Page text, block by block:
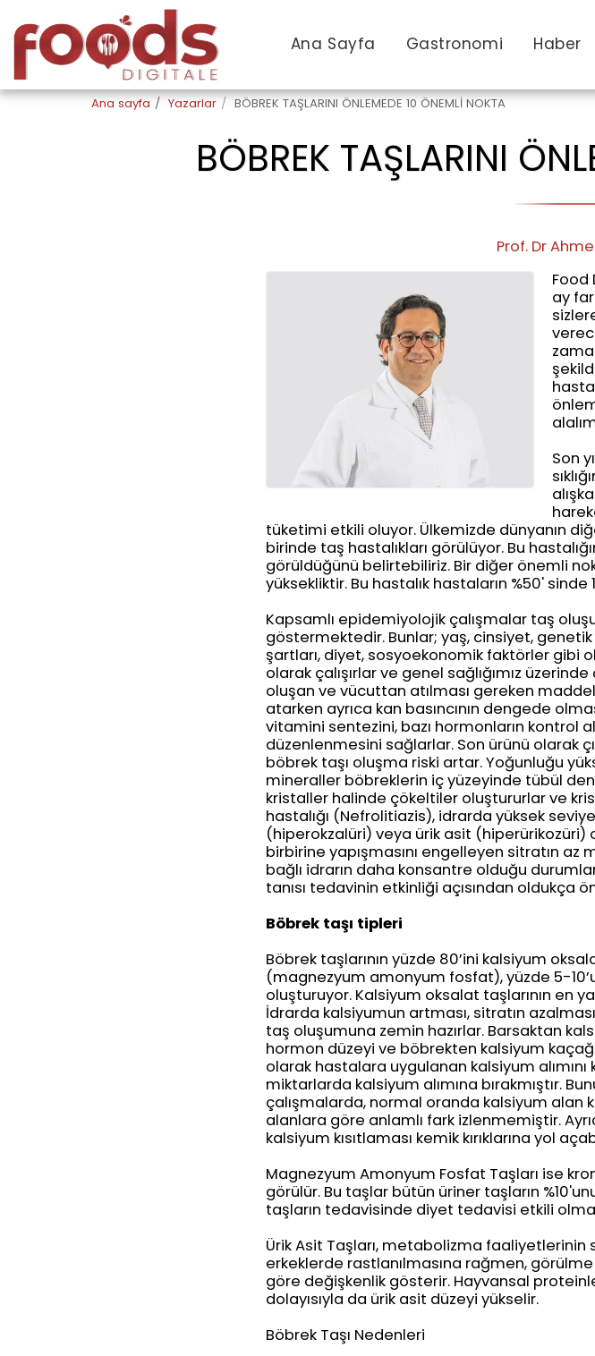
Ana Sayfa Gastronomi Haber
Ana sayfa Yazarlar BÖBREK TAŞLARINI ÖNLEMEDE 10 ÖNEMLİ NOKTA
BÖBREK TAŞLARINI
Prof. Dr
Food
ay
Son
tüketimi etkili oluyor. Ülkemizde dünyanın
birinde taş hastalıkları görülüyor. Bu
görüldüğünü belirtebiliriz. Bir diğer önemli
yüksekliktir. Bu hastalık hastaların %50'
Kapsamlı epidemiyolojik çalışmalar taş
göstermektedir. Bunlar; yaş, cinsiyet,
şartları, diyet, sosyoekonomik faktörler gibi
olarak çalışırlar ve genel sağlığımız
oluşan ve vücuttan atılması gereken
atarken ayrıca kan basıncının dengede
vitamini sentezini, bazı hormonların kontrol
düzenlenmesini sağlarlar. Son ürünü olarak
böbrek taşı oluşma riski artar. Yoğunluğu
mineraller böbreklerin iç yüzeyinde tübül
kristaller halinde çökeltiler oluştururlar ve
hastalığı (Nefrolitiazis), idrarda yüksek
(hiperokzalüri) veya ürik asit
birbirine yapışmasını engelleyen sitratın az
bağlı idrarın daha konsantre olduğu
tanısı tedavinin etkinliği açısından oldukça
Böbrek taşı tipleri
Böbrek taşlarının yüzde 80’ini kalsiyum
(magnezyum amonyum fosfat), yüzde 5-
oluşturuyor. Kalsiyum oksalat taşlarının en
İdrarda kalsiyumun artması, sitratın
taş oluşumuna zemin hazırlar. Barsaktan
hormon düzeyi ve böbrekten kalsiyum
olarak hastalara uygulanan kalsiyum
miktarlarda kalsiyum alımına bırakmıştır.
çalışmalarda, normal oranda kalsiyum alan
alanlara göre anlamlı fark izlenmemiştir.
kalsiyum kısıtlaması kemik kırıklarına yol
Magnezyum Amonyum Fosfat Taşları ise
görülür. Bu taşlar bütün üriner taşların
taşların tedavisinde diyet tedavisi etkili
Ürik Asit Taşları, metabolizma faaliyetlerinin
erkeklerde rastlanılmasına rağmen, görülme
göre değişkenlik gösterir. Hayvansal
dolayısıyla da ürik asit düzeyi yükselir.
Böbrek Taşı Nedenleri